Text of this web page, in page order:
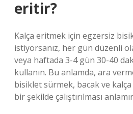
eritir?
Kalça eritmek için egzersiz
istiyorsanız, her gün düzenli
veya haftada 3-4 gün 30-40
kullanın. Bu anlamda, ara
bisiklet sürmek, bacak ve kalça
bir şekilde çalıştırılması